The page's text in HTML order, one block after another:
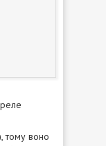
тому воно